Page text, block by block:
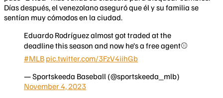
Días después, el venezolano aseguró que él y su familia se
sentían muy cómodos en la ciudad.
Eduardo Rodríguez almost got traded at the
deadline this season and now he’s a free agent⚾️
#MLB pic.twitter.com/3FzV4iihGb
— Sportskeeda Baseball (@sportskeeda_mlb)
November 4, 2023